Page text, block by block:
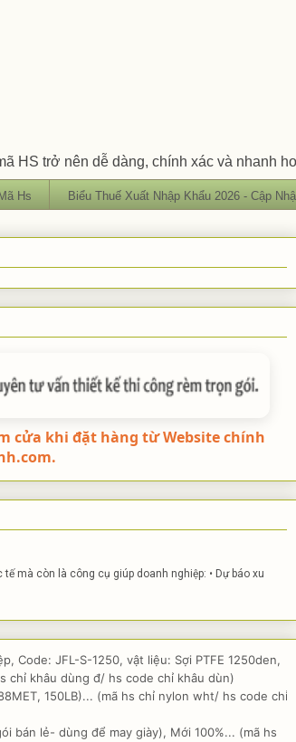
HS trở nên dễ dàng, chính xác và nhanh
Hs Biểu Thuế Xuất Nhập Khẩu 2026 - Cập
cửa khi đặt hàng từ Website chính
mà còn là công cụ giúp doanh nghiệp: • Dự báo xu
Code: JFL-S-1250, vật liệu: Sợi PTFE 1250den,
chỉ khâu dùng đ/ hs code chỉ khâu dùn)
150LB)... (mã hs chỉ nylon wht/ hs code chỉ
bán lẻ- dùng để may giày), Mới 100%... (mã hs